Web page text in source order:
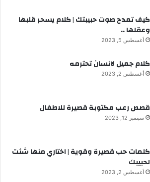
كيف تمدح صوت حبيبتك | كلام يسحر قلبها
وعقلها ..
أغسطس 5, 2023
كلام جميل لانسان تحترمه
أغسطس 2, 2023
قصص رعب مكتوبة قصيرة للاطفال
سبتمبر 12, 2023
كلمات حب قصيرة وقوية | اختاري منها شئت
لحبيبك
أغسطس 2, 2023